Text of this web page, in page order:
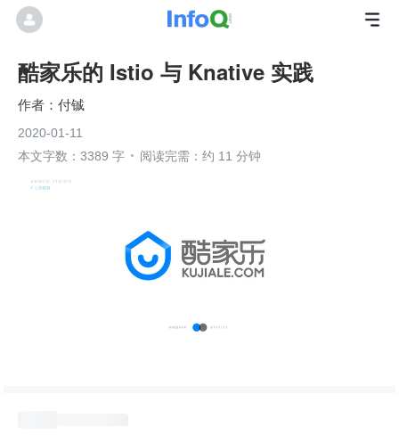
酷家乐的 Istio 与 Knative 实践
付铖
2020-01-11
本文字数：3389 字
阅读完需：约 11 分钟